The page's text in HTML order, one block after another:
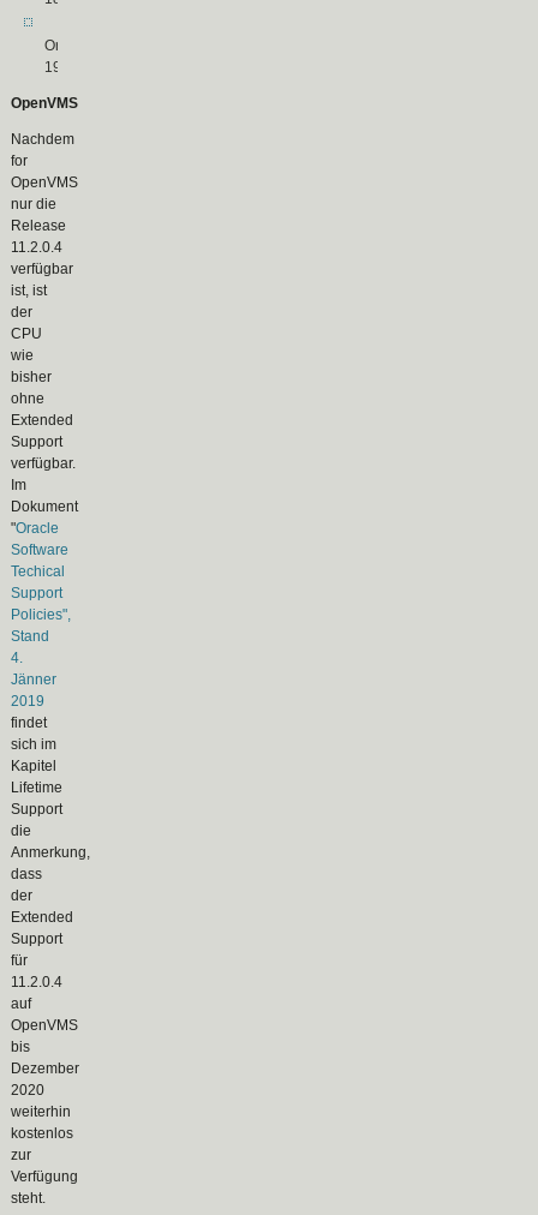
Oracle
19c
OpenVMS
Nachdem
for
OpenVMS
nur die
Release
11.2.0.4
verfügbar
ist, ist
der
CPU
wie
bisher
ohne
Extended
Support
verfügbar.
Im
Dokument
"Oracle
Software
Techical
Support
Policies",
Stand
4.
Jänner
2019
findet
sich im
Kapitel
Lifetime
Support
die
Anmerkung,
dass
der
Extended
Support
für
11.2.0.4
auf
OpenVMS
bis
Dezember
2020
weiterhin
kostenlos
zur
Verfügung
steht.